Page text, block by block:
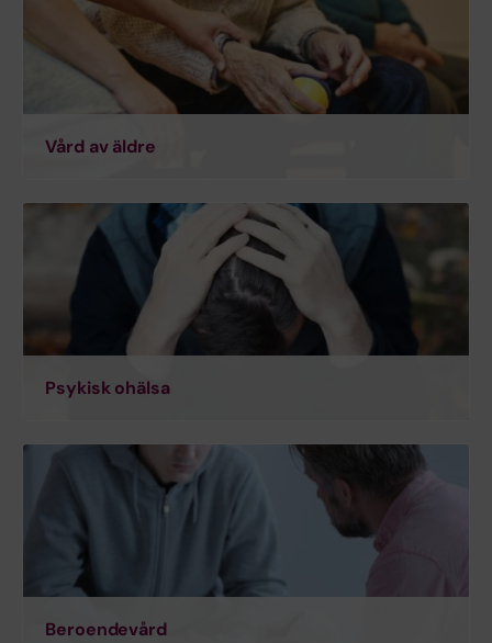
Vård av äldre
Psykisk ohälsa
Beroendevård